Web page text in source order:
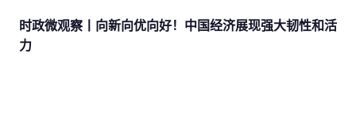
时政微观察丨向新向优向好！中国经济展现强大韧性和活
力